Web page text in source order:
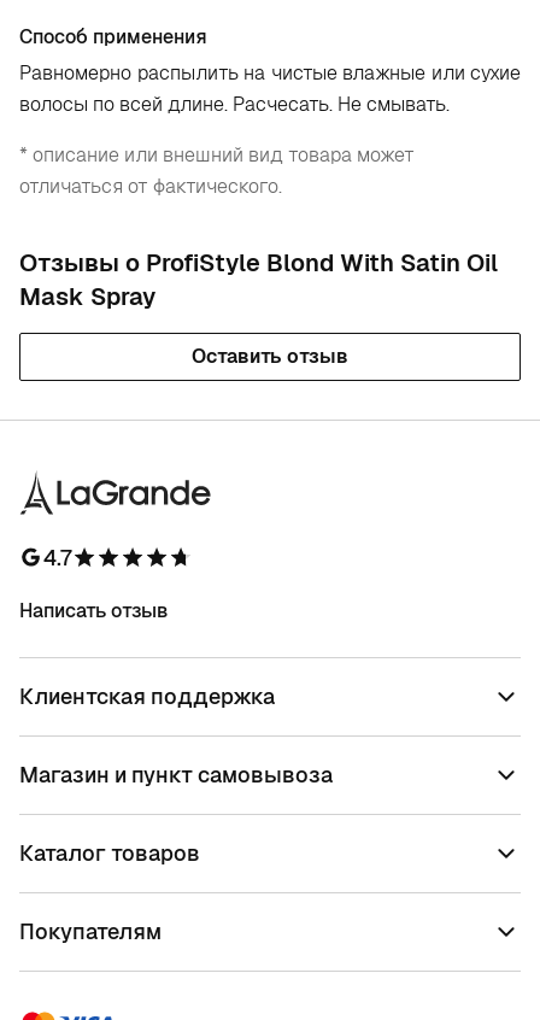
Способ применения
Равномерно распылить на чистые влажные или сухие
волосы по всей длине. Расчесать. Не смывать.
* описание или внешний вид товара может
отличаться от фактического.
Отзывы о ProfiStyle Blond With Satin Oil
Mask Spray
Оставить отзыв
4.7
Написать отзыв
Клиентская поддержка
Магазин и пункт самовывоза
Каталог товаров
Покупателям